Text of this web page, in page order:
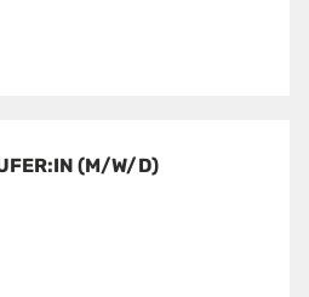
(M/W/D)